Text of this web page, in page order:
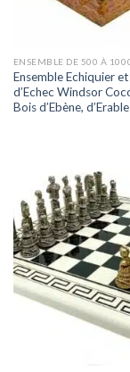
ENSEMBLE DE 500 À
Ensemble Echiquier
d’Echec Windsor
Bois d’Ebène,